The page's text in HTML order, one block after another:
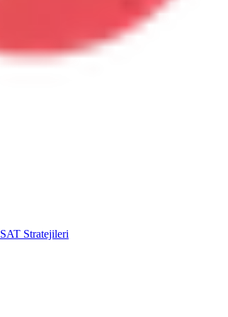
SAT Stratejileri